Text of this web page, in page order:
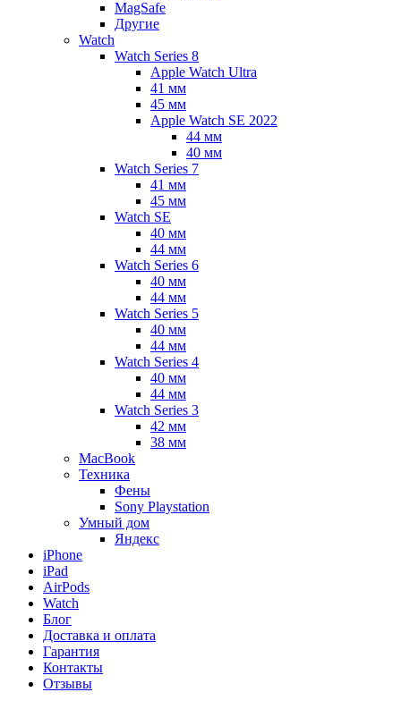
MagSafe
Другие
Watch
Watch Series 8
Apple Watch Ultra
41 мм
45 мм
Apple Watch SE 2022
44 мм
40 мм
Watch Series 7
41 мм
45 мм
Watch SE
40 мм
44 мм
Watch Series 6
40 мм
44 мм
Watch Series 5
40 мм
44 мм
Watch Series 4
40 мм
44 мм
Watch Series 3
42 мм
38 мм
MacBook
Техника
Фены
Sony Playstation
Умный дом
Яндекс
iPhone
iPad
AirPods
Watch
Блог
Доставка и оплата
Гарантия
Контакты
Отзывы